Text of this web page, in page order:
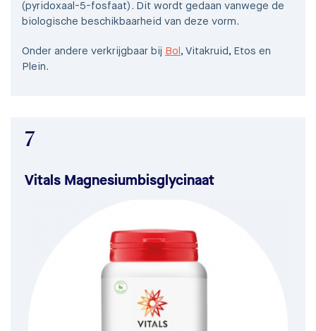
(pyridoxaal-5-fosfaat). Dit wordt gedaan vanwege de
biologische beschikbaarheid van deze vorm.
Onder andere verkrijgbaar bij Bol , Vitakruid, Etos en
Plein.
7
Vitals Magnesiumbisglycinaat